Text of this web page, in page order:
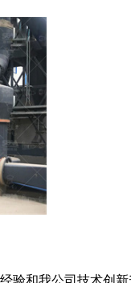
验和我公司技术创